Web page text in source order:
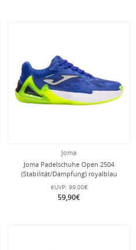
Joma
Joma Padelschuhe Open 2504
(Stabilität/Dämpfung) royalblau
eUVP: 99,00€
59,90€